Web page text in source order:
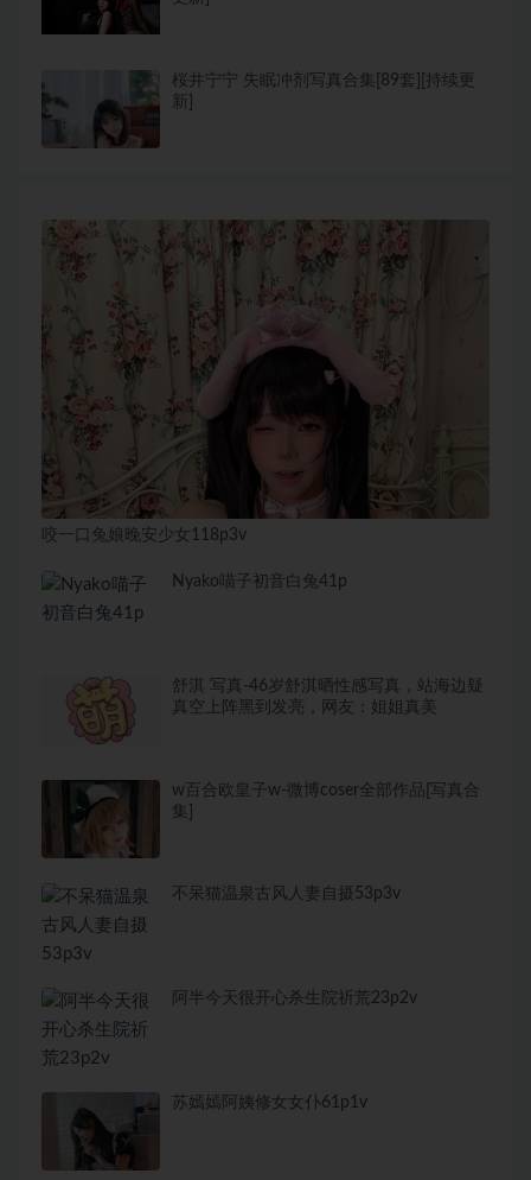
桜井宁宁 失眠冲剂写真合集[89套][持续更
新]
咬一口兔娘晚安少女118p3v
Nyako喵子初音白兔41p
舒淇 写真-46岁舒淇晒性感写真，站海边疑
真空上阵黑到发亮，网友：姐姐真美
w百合欧皇子w-微博coser全部作品[写真合
集]
不呆猫温泉古风人妻自摄53p3v
阿半今天很开心杀生院祈荒23p2v
苏嫣嫣阿姨修女女仆61p1v